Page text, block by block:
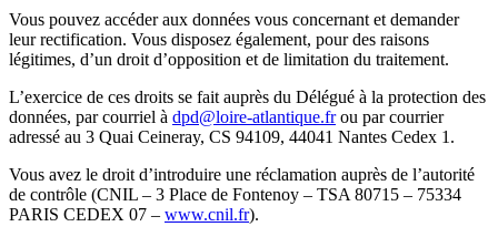
Vous pouvez accéder aux données vous concernant et demander
leur rectification. Vous disposez également, pour des raisons
légitimes, d’un droit d’opposition et de limitation du traitement.
L’exercice de ces droits se fait auprès du Délégué à la protection des
données, par courriel à dpd@loire-atlantique.frou par courrier
adressé au 3 Quai Ceineray, CS 94109, 44041 Nantes Cedex 1.
Vous avez le droit d’introduire une réclamation auprès de l’autorité
de contrôle (CNIL – 3 Place de Fontenoy – TSA 80715 – 75334
PARIS CEDEX 07 – www.cnil.fr).